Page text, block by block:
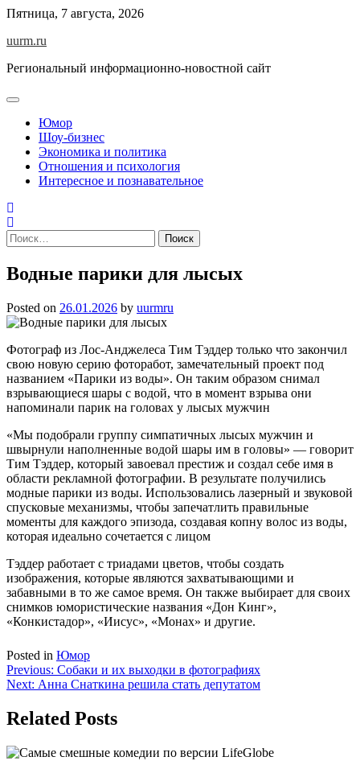
Skip
content
Пятница, 7 августа, 2026
uurm.ru
Региональный информационно-новостной сайт
Юмор
Шоу-бизнес
Экономика и политика
Отношения и психология
Интересное и познавательное
Найти:
Водные парики для лысых
Posted on 26.01.2026 by uurmru
Фотограф из Лос-Анджелеса Тим Тэддер только что закончил
свою новую серию фоторабот, замечательный проект под
названием «Парики из воды». Он таким образом снимал
взрывающиеся шары с водой, что в момент взрыва они
напоминали парик на головах у лысых мужчин
«Мы подобрали группу симпатичных лысых мужчин и
швырнули наполненные водой шары им в головы» — говорит
Тим Тэддер, который завоевал престиж и создал себе имя в
области рекламной фотографии. В результате получились
модные парики из воды. Использовались лазерный и звуковой
спусковые механизмы, чтобы запечатлить правильные
моменты для каждого эпизода, создавая копну волос из воды,
которая идеально сочетается с лицом
Тэддер работает с триадами цветов, чтобы создать
изображения, которые являются захватывающими и
забавными в то же самое время. Он также выбирает для своих
снимков юмористические названия «Дон Кинг»,
«Конкистадор», «Иисус», «Монах» и другие.
Posted in Юмор
Навигация
по
записям
Previous: Собаки и их выходки в фотографиях
Next: Анна Снаткина решила стать депутатом
Related Posts